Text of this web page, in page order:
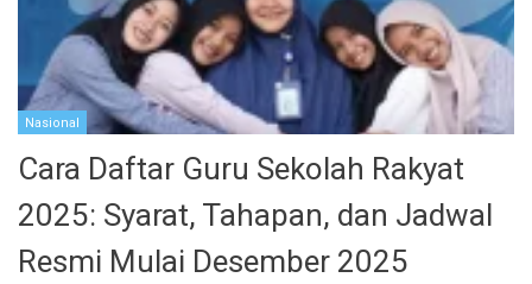
Nasional
Cara Daftar Guru Sekolah Rakyat
2025: Syarat, Tahapan, dan Jadwal
Resmi Mulai Desember 2025